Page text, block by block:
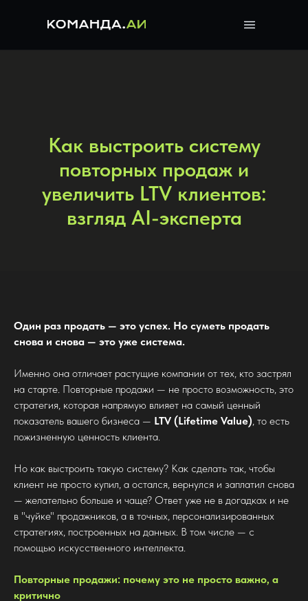
Как выстроить систему
повторных продаж и
увеличить LTV клиентов:
взгляд AI-эксперта
Один раз продать — это успех. Но суметь продать
снова и снова — это уже система.
Именно она отличает растущие компании от тех, кто застрял
на старте. Повторные продажи — не просто возможность, это
стратегия, которая напрямую влияет на самый ценный
показатель вашего бизнеса — LTV (Lifetime Value), то есть
пожизненную ценность клиента.
Но как выстроить такую систему? Как сделать так, чтобы
клиент не просто купил, а остался, вернулся и заплатил снова
— желательно больше и чаще? Ответ уже не в догадках и не
в "чуйке" продажников, а в точных, персонализированных
стратегиях, построенных на данных. В том числе — с
помощью искусственного интеллекта.
Повторные продажи: почему это не просто важно, а
критично